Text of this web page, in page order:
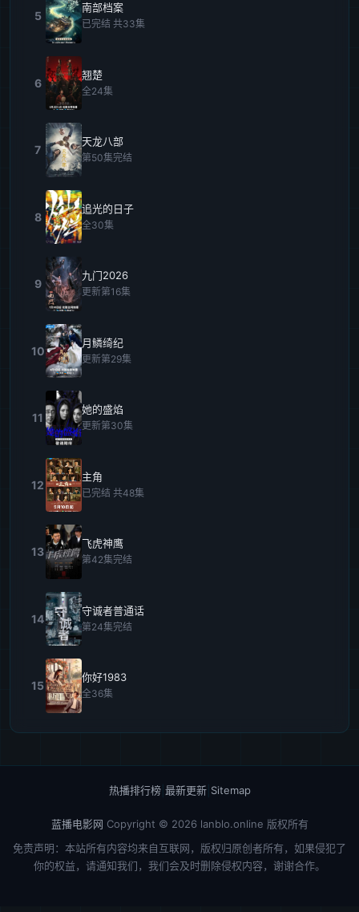
5
南部档案
已完结 共33集
6
翘楚
全24集
7
天龙八部
第50集完结
8
追光的日子
全30集
9
九门2026
更新第16集
10
月鳞绮纪
更新第29集
11
她的盛焰
更新第30集
12
主角
已完结 共48集
13
飞虎神鹰
第42集完结
14
守诚者普通话
第24集完结
15
你好1983
全36集
热播排行榜| 最新更新| Sitemap
蓝播电影网 Copyright © 2026 lanblo.online 版权所有
免责声明：本站所有内容均来自互联网，版权归原创者所有，如果侵犯了
你的权益，请通知我们，我们会及时删除侵权内容，谢谢合作。